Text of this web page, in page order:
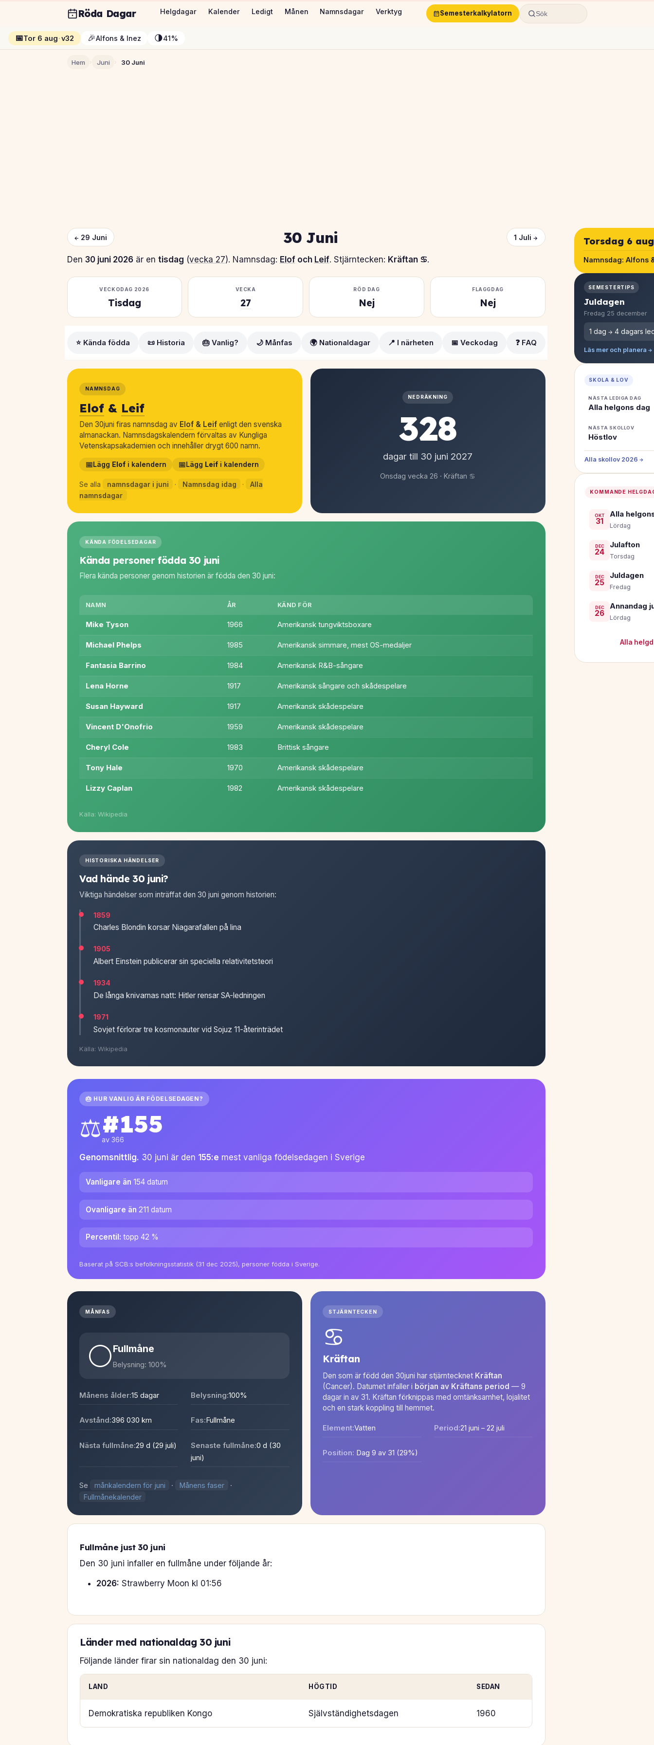
Röda Dagar Helgdagar Kalender Ledigt Månen Namnsdagar Verktyg Semesterkalkylatorn Sök
📅Tor 6 aug·v32 🎉Alfons & Inez 🌗41%
Hem › Juni › 30 Juni
← 29 Juni 30 Juni 1 Juli →
Den 30 juni 2026är en tisdag (vecka 27). Namnsdag: Elofoch Leif. Stjärntecken: Kräftan ♋.
VECKODAG 2026
Tisdag
VECKA
27
RÖD DAG
Nej
FLAGGDAG
Nej
⭐ Kända födda 📜 Historia 🎂 Vanlig? 🌙 Månfas 🌍 Nationaldagar 📍 I närheten 📅 Veckodag ❓ FAQ
NAMNSDAG
Elof & Leif
Den 30juni firas namnsdag av Elof & Leif enligt den svenska
almanackan. Namnsdagskalendern förvaltas av Kungliga
Vetenskapsakademien och innehåller drygt 600 namn.
📅Lägg Elofi kalendern 📅Lägg Leifi kalendern
Se alla namnsdagar i juni · Namnsdag idag ·
Alla
namnsdagar
NEDRÄKNING
328
dagar till 30 juni 2027
Onsdag vecka 26 · Kräftan ♋
KÄNDA FÖDELSEDAGAR
Kända personer födda 30 juni
Flera kända personer genom historien är födda den 30 juni:
NAMN ÅR KÄND FÖR
Mike Tyson 1966 Amerikansk tungviktsboxare
Michael Phelps 1985 Amerikansk simmare, mest OS-medaljer
Fantasia Barrino 1984 Amerikansk R&B-sångare
Lena Horne 1917 Amerikansk sångare och skådespelare
Susan Hayward 1917 Amerikansk skådespelare
Vincent D'Onofrio 1959 Amerikansk skådespelare
Cheryl Cole 1983 Brittisk sångare
Tony Hale 1970 Amerikansk skådespelare
Lizzy Caplan 1982 Amerikansk skådespelare
Källa: Wikipedia
HISTORISKA HÄNDELSER
Vad hände 30 juni?
Viktiga händelser som inträffat den 30 juni genom historien:
1859
Charles Blondin korsar Niagarafallen på lina
1905
Albert Einstein publicerar sin speciella relativitetsteori
1934
De långa knivarnas natt: Hitler rensar SA-ledningen
1971
Sovjet förlorar tre kosmonauter vid Sojuz 11-återinträdet
Källa: Wikipedia
🎂 HUR VANLIG ÄR FÖDELSEDAGEN?
⚖️#155
av 366
Genomsnittlig. 30 juni är den 155:e mest vanliga födelsedagen i Sverige
Vanligare än 154 datum
Ovanligare än 211 datum
Percentil: topp 42 %
Baserat på SCB:s befolkningsstatistik (31 dec 2025), personer födda i Sverige.
MÅNFAS
🌕Fullmåne
Belysning: 100%
Månens ålder:15 dagar Belysning:100%
Avstånd:396 030 km Fas: Fullmåne
Nästa fullmåne:29 d (29 juli) Senaste fullmåne:0 d (30
juni)
Se månkalendern för juni · Månens faser
·
Fullmånekalender
STJÄRNTECKEN
♋
Kräftan
Den som är född den 30juni har stjärntecknet Kräftan
(Cancer). Datumet infaller i början av Kräftans period — 9
dagar in av 31. Kräftan förknippas med omtänksamhet, lojalitet
och en stark koppling till hemmet.
Element:Vatten Period:21 juni – 22 juli
Position: Dag 9 av 31 (29%)
Fullmåne just 30 juni
Den 30 juni infaller en fullmåne under följande år:
2026: Strawberry Moon kl 01:56
Länder med nationaldag 30 juni
Följande länder firar sin nationaldag den 30 juni:
LAND HÖGTID SEDAN
Demokratiska republiken Kongo Självständighetsdagen 1960
Torsdag 6 aug
Namnsdag: Alfons
SEMESTERTIPS
Juldagen
Fredag 25 december
1 dag → 4 dagars
Läs mer och planera →
SKOLA & LOV
NÄSTA LEDIGA DAG
Alla helgons dag
NÄSTA SKOLLOV
Höstlov
Alla skollov 2026 →
KOMMANDE
OKT
31
Alla
Lördag
DEC
24
Julafton
Torsdag
DEC
25
Juldagen
Fredag
DEC
26
Annandag
Lördag
Alla